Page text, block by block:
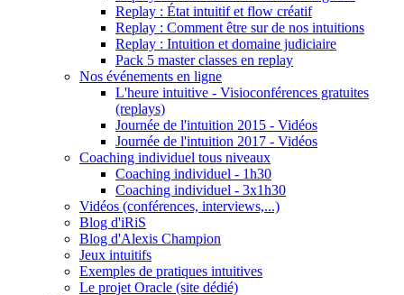
Replay : État intuitif et flow créatif
Replay : Comment être sur de nos intuitions
Replay : Intuition et domaine judiciaire
Pack 5 master classes en replay
Nos événements en ligne
L'heure intuitive - Visioconférences gratuites
(replays)
Journée de l'intuition 2015 - Vidéos
Journée de l'intuition 2017 - Vidéos
Coaching individuel tous niveaux
Coaching individuel - 1h30
Coaching individuel - 3x1h30
Vidéos (conférences, interviews,...)
Blog d'iRiS
Blog d'Alexis Champion
Jeux intuitifs
Exemples de pratiques intuitives
Le projet Oracle (site dédié)